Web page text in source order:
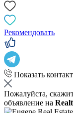
Рекомендовать
Показать
Пожалуйста,
объявление на